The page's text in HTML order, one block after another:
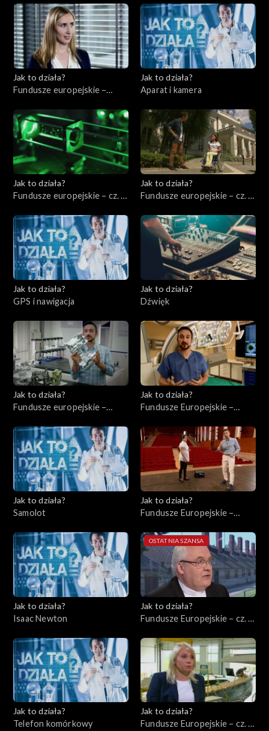
Jak to działa?
Fundusze europejskie –
elektryczną
Jak to działa?
Aparat i kamera
Jak to działa?
Fundusze europejskie – cz. 3,
Jak to działa?
Fundusze europejskie – cz. 4,
Jak to działa?
GPS i nawigacja
Jak to działa?
Dźwięk
Jak to działa?
Fundusze europejskie –
przedsiębiorstw
Jak to działa?
Fundusze Europejskie –
Jak to działa?
Samolot
Jak to działa?
Fundusze Europejskie –
Jak to działa?
Isaac Newton
OSTATNIA SZANSA
Jak to działa?
Fundusze Europejskie – cz. 8,
Jak to działa?
Telefon komórkowy
Jak to działa?
Fundusze Europejskie – cz. 9,